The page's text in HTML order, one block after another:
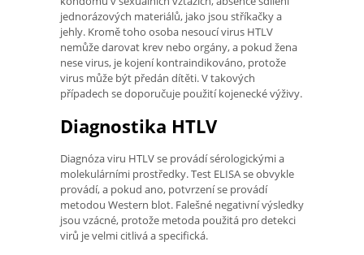
jednorázových materiálů, jako jsou stříkačky a
jehly. Kromě toho osoba nesoucí virus HTLV
nemůže darovat krev nebo orgány, a pokud žena
nese virus, je kojení kontraindikováno, protože
virus může být předán dítěti. V takových
případech se doporučuje použití kojenecké výživy.
Diagnostika HTLV
Diagnóza viru HTLV se provádí sérologickými a
molekulárními prostředky. Test ELISA se obvykle
provádí, a pokud ano, potvrzení se provádí
metodou Western blot. Falešné negativní výsledky
jsou vzácné, protože metoda použitá pro detekci
virů je velmi citlivá a specifická.